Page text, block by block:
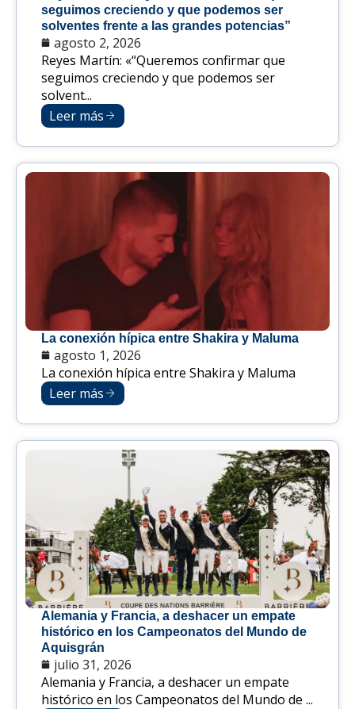
seguimos creciendo y que podemos ser
solventes frente a las grandes potencias”
agosto 2, 2026
Reyes Martín: «“Queremos confirmar que
seguimos creciendo y que podemos ser
solvent...
Leer más
La conexión hípica entre Shakira y Maluma
agosto 1, 2026
La conexión hípica entre Shakira y Maluma
Leer más
Alemania y Francia, a deshacer un empate
histórico en los Campeonatos del Mundo de
Aquisgrán
julio 31, 2026
Alemania y Francia, a deshacer un empate
histórico en los Campeonatos del Mundo de ...